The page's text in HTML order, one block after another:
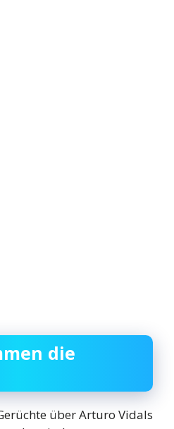
die
über Arturo Vidals